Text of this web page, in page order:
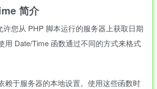
简介
许您从 PHP 脚本运行的服务器上获取日期
用 Date/Time 函数通过不同的方式来格式
赖于服务器的本地设置。使用这些函数时